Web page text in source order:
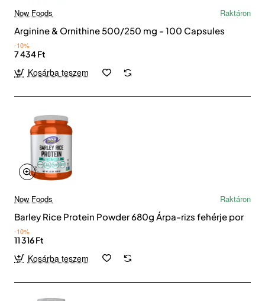
Now Foods
Raktáron
Arginine & Ornithine 500/250 mg - 100 Capsules
-10%
7 434 Ft
Kosárba teszem
Now Foods
Raktáron
Barley Rice Protein Powder 680g Árpa-rizs fehérje por
-10%
11 316 Ft
Kosárba teszem